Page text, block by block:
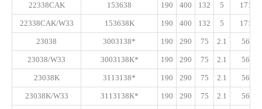
22338CAK 153638 190 400 132 5 1710
22338CAK/W33 153638K 190 400 132 5 1710
23038 3003138* 190 290 75 2.1 560
23038/W33 3003138K* 190 290 75 2.1 560
23038K 3113138* 190 290 75 2.1 560
23038K/W33 3113138K* 190 290 75 2.1 560